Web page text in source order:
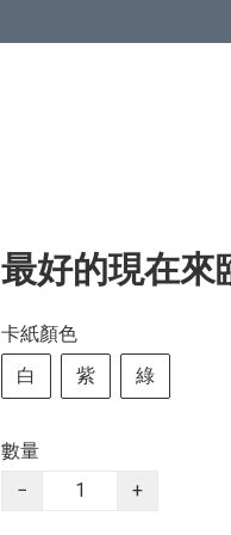
最好的現在來
卡紙顏色
白
紫 綠
數量
−
+